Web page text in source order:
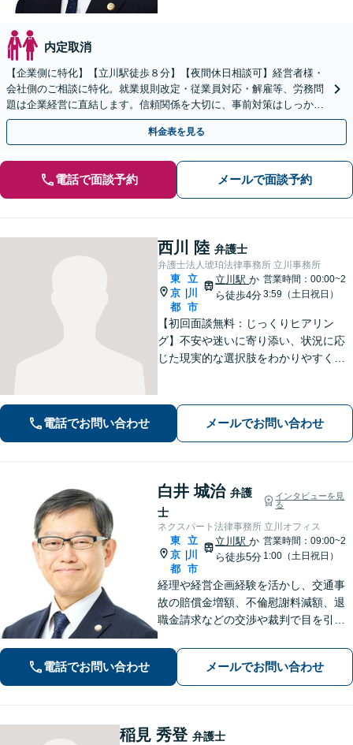
内定取消
【企業側に特化】【立川駅徒歩８分】【夜間休日相談可】経営者様・
会社側のご相談に特化。就業規則改定・従業員対応・解雇等、労務問
題は企業経営に直結します。信頼関係を大切に、事前対策はしっかり
と、起きたトラブルは最小限に抑えるよう尽力します。
料金表を見る
電話で面談予約 メールで面談予約
西川 陸 弁護士
弁護士法人琥珀法律事務所 立川事務所
東
京
都
立
川
市
立川駅か
ら徒歩4分
営業時間：00:00~2
3:59（土日祝日）
【初回面談無料：じっくりヒアリン
グ】不安や迷いに寄り添い、状況に応
じた現実的な選択肢をわかりやすくご
対応】【電話・オンライン面談可】
電話でお問い合わせ メールでお問い合わせ
白井 城治 弁護
士
インタビューを見
る
ネクスパート法律事務所 立川オフィス
東
京
都
立
川
市
立川駅か
ら徒歩5分
営業時間：09:00~2
1:00（土日祝日）
経理や経営企画経験を活かし、交通事
故の賠償金増額、不倫慰謝料減額、退
職金請求などの交渉や裁判で目を引く
す。難しい案件でもわずかな可能性を
見つけて、ご依頼者様を笑顔に導ける
よう全力を尽くします。【初回相談無
料】
電話でお問い合わせ メールでお問い合わせ
稲見 秀登 弁護士